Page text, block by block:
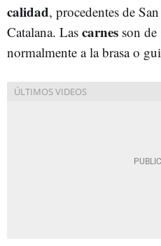
calidad, procedentes de
Catalana. Las carnes son de
normalmente a la brasa o